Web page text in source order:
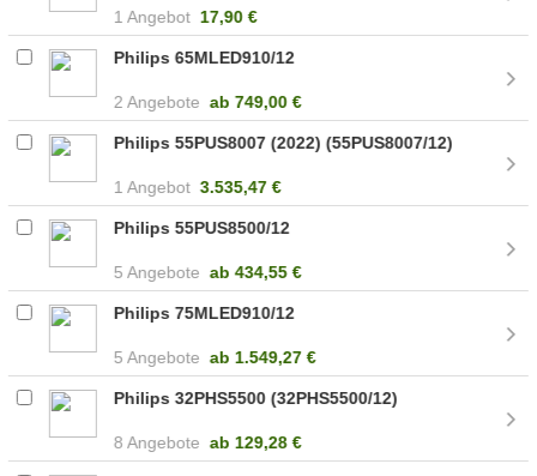
1 Angebot 17,90 €
Philips 65MLED910/12
2 Angebote ab 749,00 €
Philips 55PUS8007 (2022) (55PUS8007/12)
1 Angebot 3.535,47 €
Philips 55PUS8500/12
5 Angebote ab434,55 €
Philips 75MLED910/12
5 Angebote ab 1.549,27 €
Philips 32PHS5500 (32PHS5500/12)
8 Angebote ab 129,28 €